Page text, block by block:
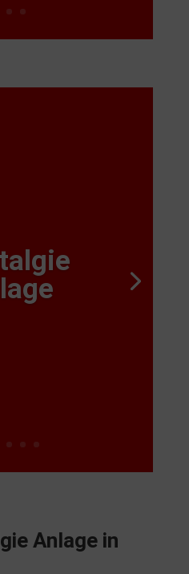
Anlage in